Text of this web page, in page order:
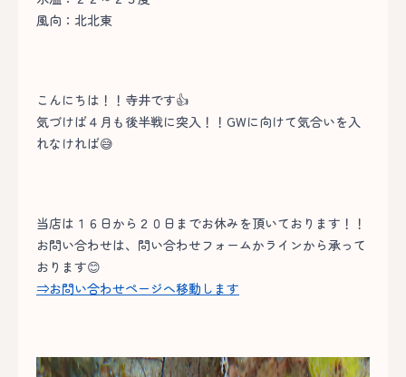
風向：北北東
こんにちは！！寺井です👍
気づけば４月も後半戦に突入！！GWに向けて気合いを入
れなければ😅
当店は１６日から２０日までお休みを頂いております！！
お問い合わせは、問い合わせフォームかラインから承って
おります😊
⇒お問い合わせページへ移動します